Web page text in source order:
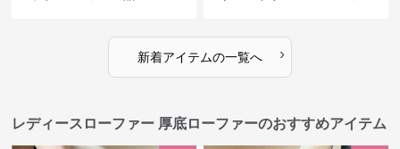
新着アイテムの一覧へ ›
レディースローファー 厚底ローファーのおすすめアイテム